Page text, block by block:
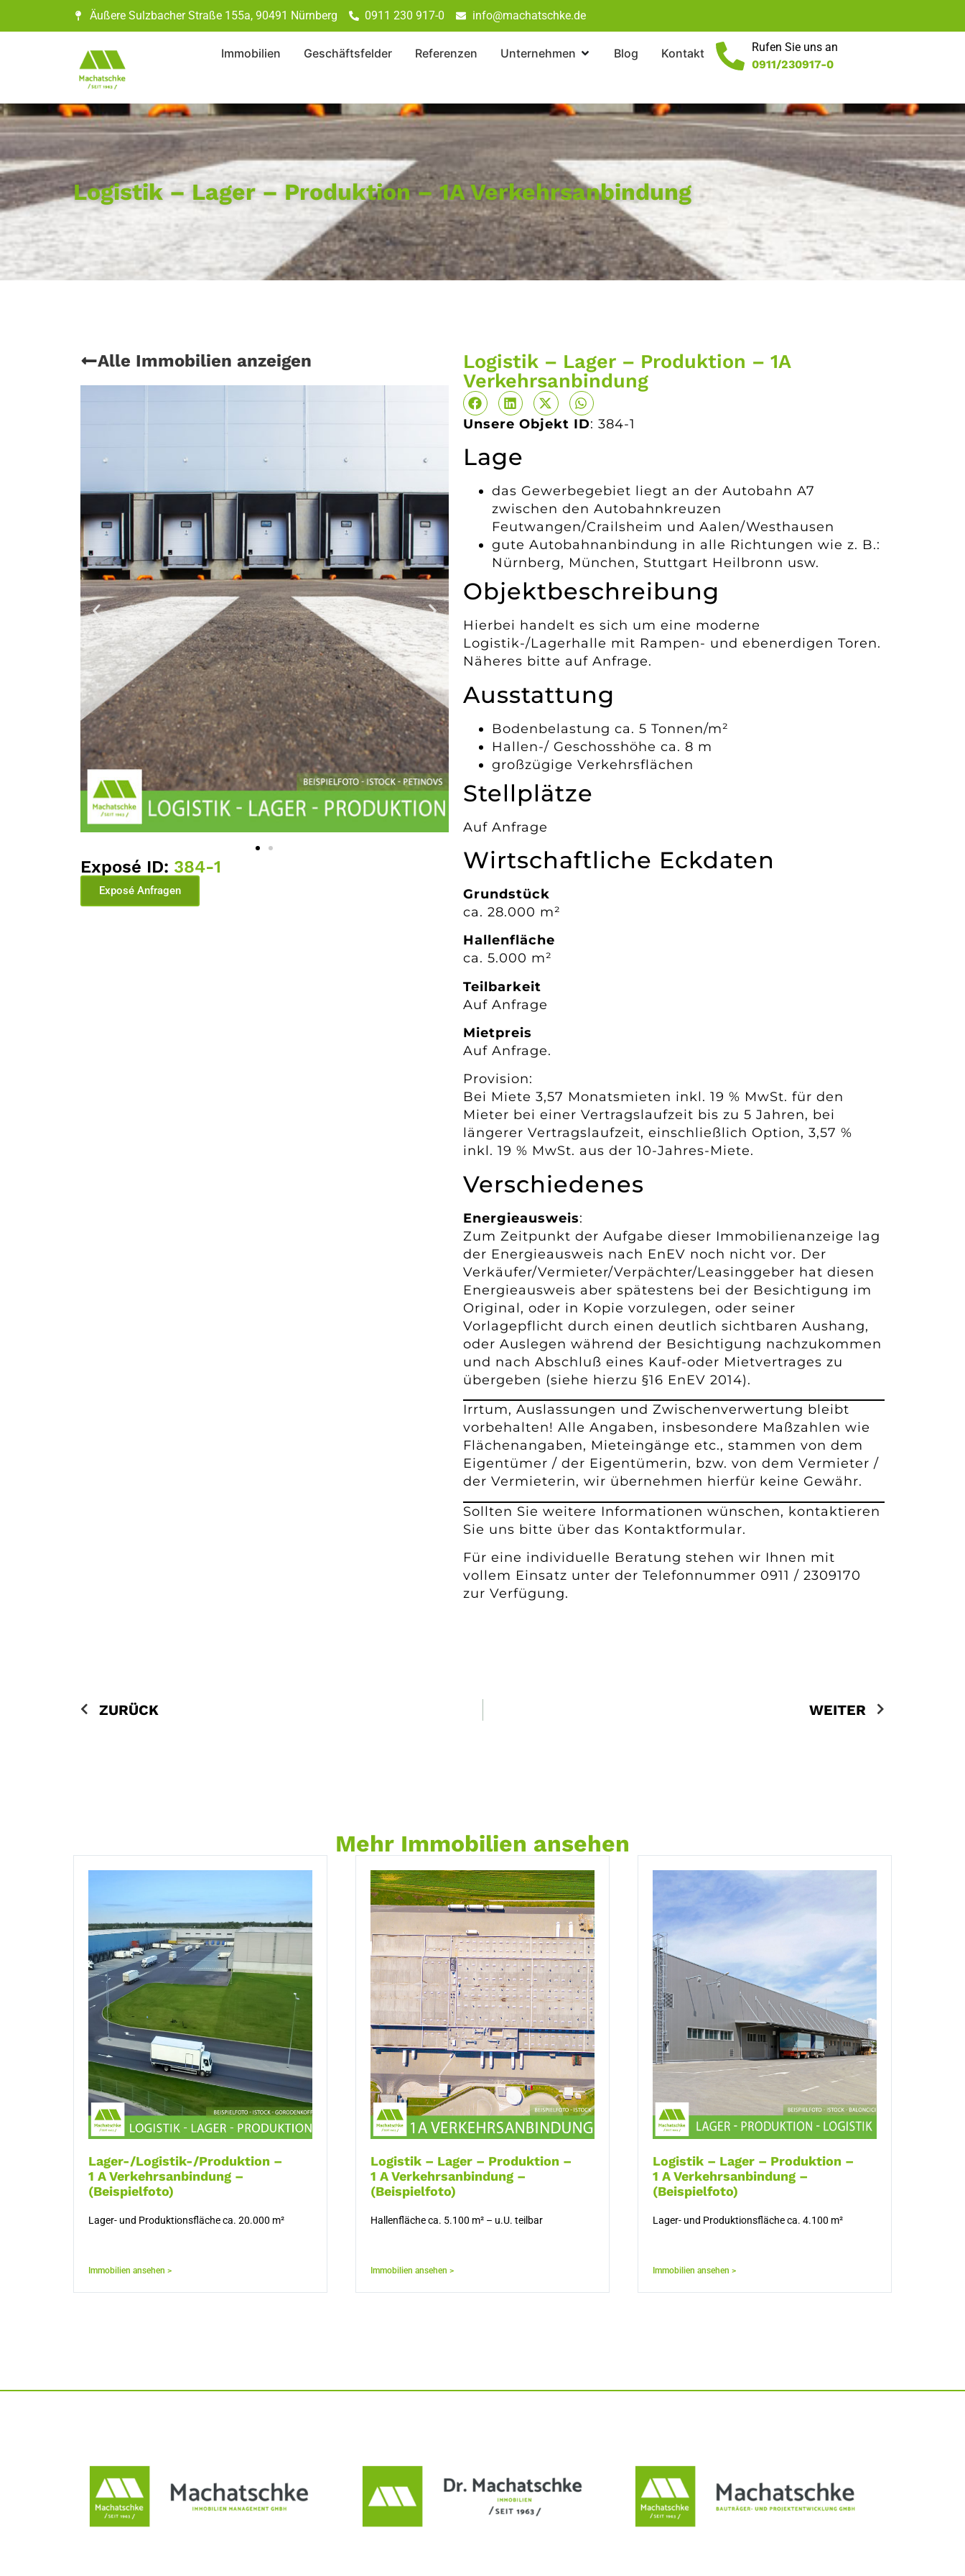
Äußere Sulzbacher Straße 155a, 90491 Nürnberg 0911 230 917-0 info@machatschke.de
Immobilien Geschäftsfelder Referenzen Unternehmen Blog Kontakt
Rufen Sie uns an
0911/230917-0
Logistik – Lager – Produktion – 1A Verkehrsanbindung
Alle Immobilien anzeigen
Exposé ID: 384-1
Exposé Anfragen
Logistik – Lager – Produktion – 1A
Verkehrsanbindung
Unsere Objekt ID: 384-1
Lage
das Gewerbegebiet liegt an der Autobahn A7
zwischen den Autobahnkreuzen
Feutwangen/Crailsheim und Aalen/Westhausen
gute Autobahnanbindung in alle Richtungen wie z. B.:
Nürnberg, München, Stuttgart Heilbronn usw.
Objektbeschreibung
Hierbei handelt es sich um eine moderne
Logistik-/Lagerhalle mit Rampen- und ebenerdigen Toren.
Näheres bitte auf Anfrage.
Ausstattung
Bodenbelastung ca. 5 Tonnen/m²
Hallen-/ Geschosshöhe ca. 8 m
großzügige Verkehrsflächen
Stellplätze
Auf Anfrage
Wirtschaftliche Eckdaten
Grundstück
ca. 28.000 m²
Hallenfläche
ca. 5.000 m²
Teilbarkeit
Auf Anfrage
Mietpreis
Auf Anfrage.
Provision:
Bei Miete 3,57 Monatsmieten inkl. 19 % MwSt. für den
Mieter bei einer Vertragslaufzeit bis zu 5 Jahren, bei
längerer Vertragslaufzeit, einschließlich Option, 3,57 %
inkl. 19 % MwSt. aus der 10-Jahres-Miete.
Verschiedenes
Energieausweis:
Zum Zeitpunkt der Aufgabe dieser Immobilienanzeige lag
der Energieausweis nach EnEV noch nicht vor. Der
Verkäufer/Vermieter/Verpächter/Leasinggeber hat diesen
Energieausweis aber spätestens bei der Besichtigung im
Original, oder in Kopie vorzulegen, oder seiner
Vorlagepflicht durch einen deutlich sichtbaren Aushang,
oder Auslegen während der Besichtigung nachzukommen
und nach Abschluß eines Kauf-oder Mietvertrages zu
übergeben (siehe hierzu §16 EnEV 2014).
Irrtum, Auslassungen und Zwischenverwertung bleibt
vorbehalten! Alle Angaben, insbesondere Maßzahlen wie
Flächenangaben, Mieteingänge etc., stammen von dem
Eigentümer / der Eigentümerin, bzw. von dem Vermieter /
der Vermieterin, wir übernehmen hierfür keine Gewähr.
Sollten Sie weitere Informationen wünschen, kontaktieren
Sie uns bitte über das Kontaktformular.
Für eine individuelle Beratung stehen wir Ihnen mit
vollem Einsatz unter der Telefonnummer 0911 / 2309170
zur Verfügung.
ZURÜCK WEITER
Mehr Immobilien ansehen
Lager-/Logistik-/Produktion –
1 A Verkehrsanbindung –
(Beispielfoto)
Lager- und Produktionsfläche ca. 20.000 m²
Immobilien ansehen >
Logistik – Lager – Produktion –
1 A Verkehrsanbindung –
(Beispielfoto)
Hallenfläche ca. 5.100 m² – u.U. teilbar
Immobilien ansehen >
Logistik – Lager – Produktion –
1 A Verkehrsanbindung –
(Beispielfoto)
Lager- und Produktionsfläche ca. 4.100 m²
Immobilien ansehen >